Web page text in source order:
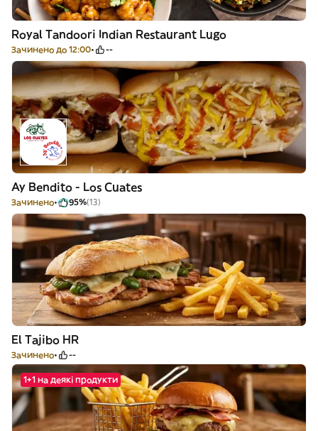
Royal Tandoori Indian Restaurant Lugo
Зачинено до 12:00 --
Ay Bendito - Los Cuates
Зачинено 95%(13)
El Tajibo HR
Зачинено --
1+1 на деякі продукти